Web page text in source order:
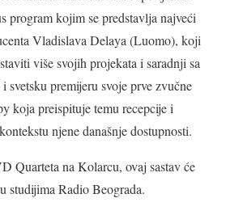
program kojim se predstavlja najveći
Vladislava Delaya (Luomo), koji
više svojih projekata i saradnji sa
svetsku premijeru svoje prve zvučne
koja preispituje temu recepcije i
njene današnje dostupnosti.
Quarteta na Kolarcu, ovaj sastav će
studijima Radio Beograda.